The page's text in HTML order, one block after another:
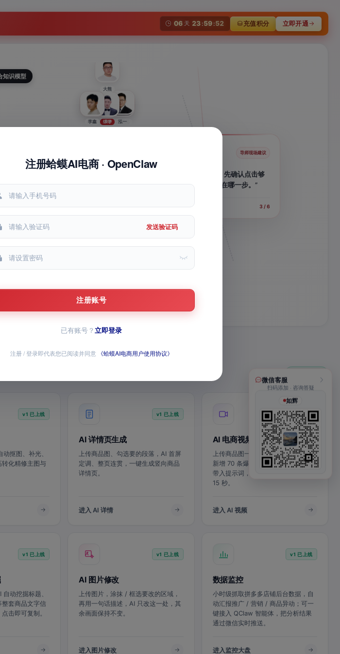
06 天 23 :59 :51 充值积分 立即开通
知识模型
商品图。
1
每次提问
二师兄
泓一
缥缈
妖王
李鑫
大熊
导师现场建议
“看数据不要只看营业额，先确认点击够
不够，再追到转化具体卡在哪一步。”
正在联合六位导师经验 3 / 6
持续上新
部模块均已开放
v1 已上线
抠图、补光、
化精修主图与
v1 已上线
AI 详情页生成
上传商品图、勾选要的段落，AI 首屏
定调、整页连贯，一键生成竖向商品
详情页。
进入 AI 详情
灵感库上线
AI 电商视频生成
上传商品图一键生成带声电商视频；
新增 70 条爆款灵感模板，看中直接
带入提示词，适配多平台比例，最长
15 秒。
进入 AI 视频
v1 已上线
自动挖掘标题、
套商品文字信
击即可复制。
v1 已上线
AI 图片修改
上传图片，涂抹 / 框选要改的区域，
再用一句话描述，AI 只改这一处，其
余画面保持不变。
进入图片修改
v1 已上线
数据监控
小时级抓取拼多多店铺后台数据，自
动汇报推广 / 营销 / 商品异动；可一
键接入 QClaw 智能体，把分析结果
通过微信实时推送。
进入监控大盘
微信客服
扫码添加 · 咨询答疑
如辉
AI电商 · OpenClaw
照片，生成全套
情页、SKU 资料一次完成，上新
10 倍
爆款标题
AI电商 · OpenClaw
自动归档，
了然
取商家后台报表，自动写入历
预警随时响应
历史归档
注册蛤蟆AI电商 · OpenClaw
发送验证码
注册账号
已有账号？ 立即登录
注册 / 登录即代表您已阅读并同意 《蛤蟆AI电商用户使用协议》